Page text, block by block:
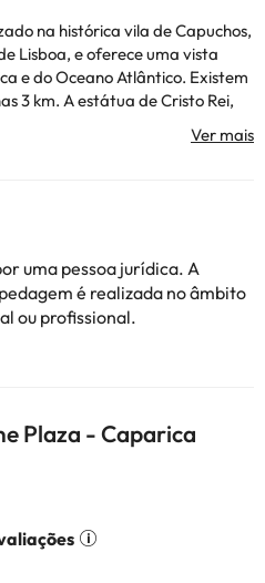
na histórica vila de Capuchos,
Lisboa, e oferece uma vista
e do Oceano Atlântico. Existem
3 km. A estátua de Cristo Rei,
Almada Forum são
Internacional de Lisboa fica a
ter custos adicionais. Pode
estão sujeitas a alterações
alguma dúvida, contacte-nos.
uma pessoa jurídica. A
é realizada no âmbito
ou profissional.
Plaza - Caparica